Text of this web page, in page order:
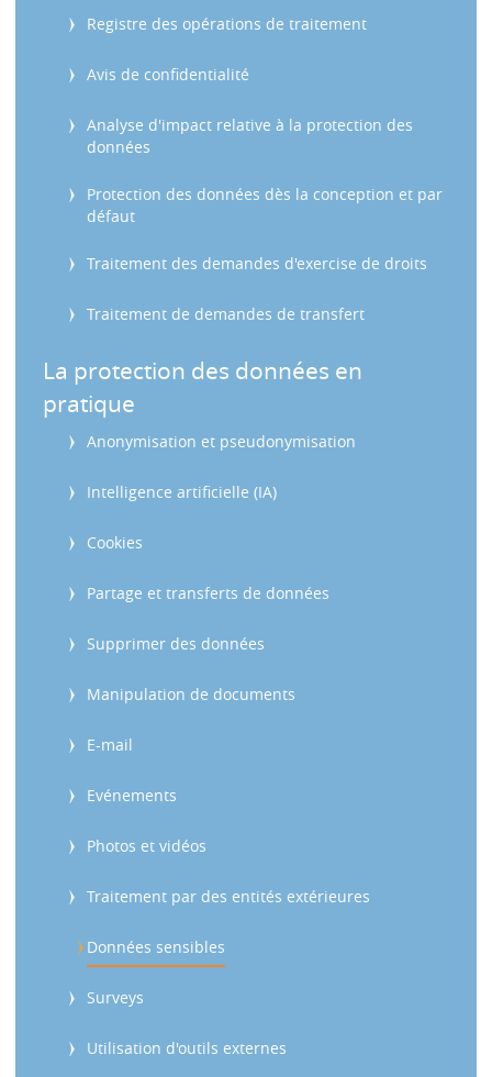
Registre des opérations de traitement
Avis de confidentialité
Analyse d'impact relative à la protection des
données
Protection des données dès la conception et par
défaut
Traitement des demandes d'exercise de droits
Traitement de demandes de transfert
La protection des données en
pratique
Anonymisation et pseudonymisation
Intelligence artificielle (IA)
Cookies
Partage et transferts de données
Supprimer des données
Manipulation de documents
E-mail
Evénements
Photos et vidéos
Traitement par des entités extérieures
Données sensibles
Surveys
Utilisation d'outils externes